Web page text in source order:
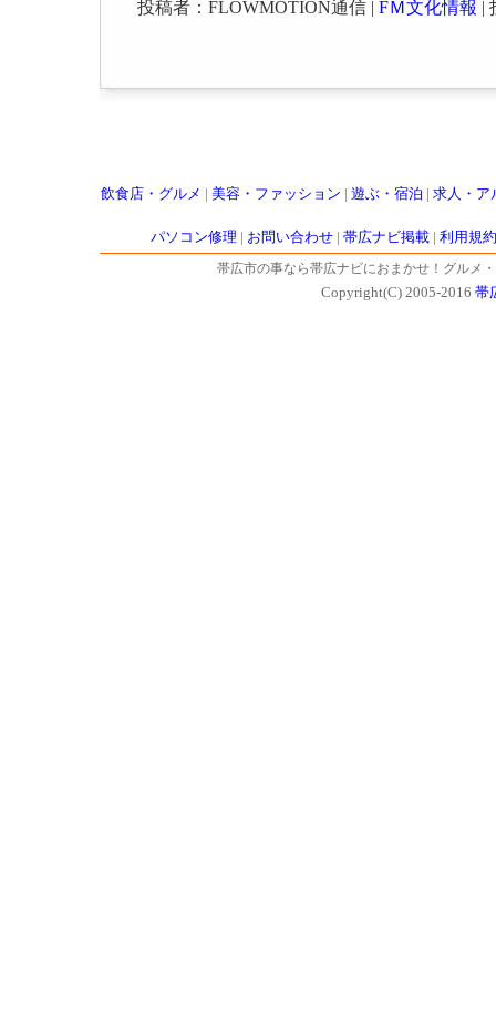
投稿者：FLOWMOTION通信 | FＭ文化情報 |
飲食店・グルメ 美容・ファッション 遊ぶ・宿泊 求人・ア
パソコン修理 お問い合わせ| 帯広ナビ掲載| 利用規約
帯広市の事なら帯広ナビにおまかせ！グルメ
Copyright(C) 2005-2016 帯